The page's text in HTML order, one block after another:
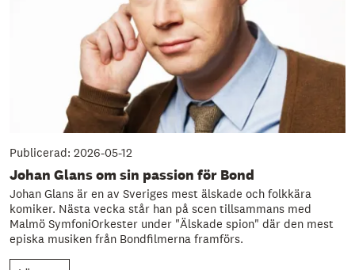
Publicerad: 2026-05-12
Johan Glans om sin passion för Bond
Johan Glans är en av Sveriges mest älskade och folkkära
komiker. Nästa vecka står han på scen tillsammans med
Malmö SymfoniOrkester under "Älskade spion" där den mest
episka musiken från Bondfilmerna framförs.